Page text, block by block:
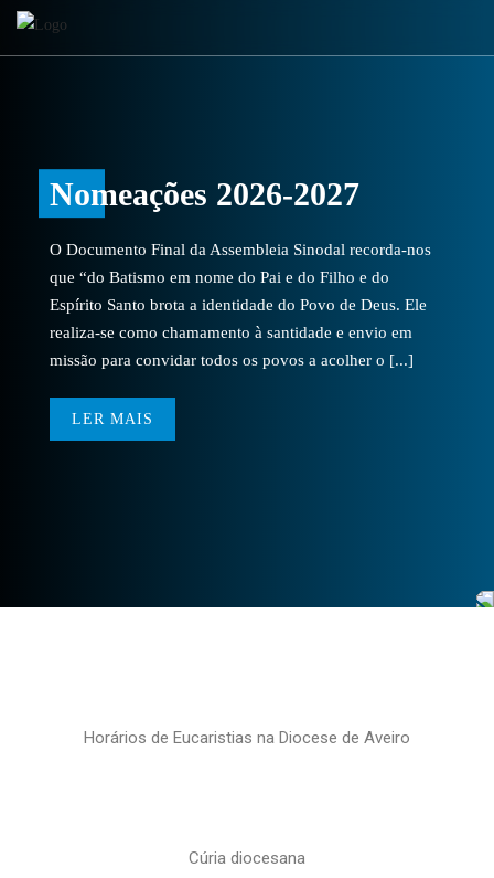
Nomeações 2026-2027
O Documento Final da Assembleia Sinodal recorda-nos
que “do Batismo em nome do Pai e do Filho e do
Espírito Santo brota a identidade do Povo de Deus. Ele
realiza-se como chamamento à santidade e envio em
missão para convidar todos os povos a acolher o [...]
LER MAIS
Horários de Eucaristias na Diocese de Aveiro
Cúria diocesana